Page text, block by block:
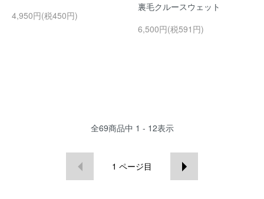
4,950円(税450円)
裏毛クルースウェット
6,500円(税591円)
全69商品中 1 - 12表示
1 ページ目